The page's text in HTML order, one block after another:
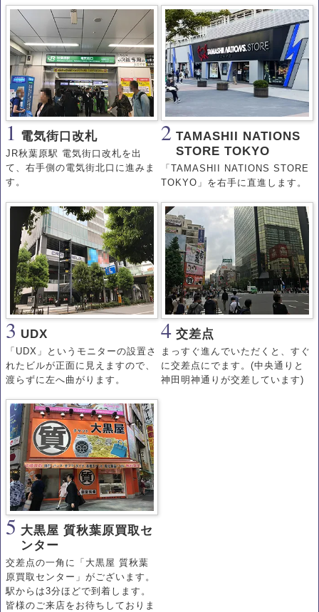
1 電気街口改札
JR秋葉原駅 電気街口改札を出
て、右手側の電気街北口に進みま
す。
2 TAMASHII NATIONS
STORE TOKYO
「TAMASHII NATIONS STORE
TOKYO」を右手に直進します。
3 UDX
「UDX」というモニターの設置さ
れたビルが正面に見えますので、
渡らずに左へ曲がります。
4 交差点
まっすぐ進んでいただくと、すぐ
に交差点にでます。(中央通りと
神田明神通りが交差しています)
5 大黒屋 質秋葉原買取セ
ンター
交差点の一角に「大黒屋 質秋葉
原買取センター」がございます。
駅からは3分ほどで到着します。
皆様のご来店をお待ちしておりま